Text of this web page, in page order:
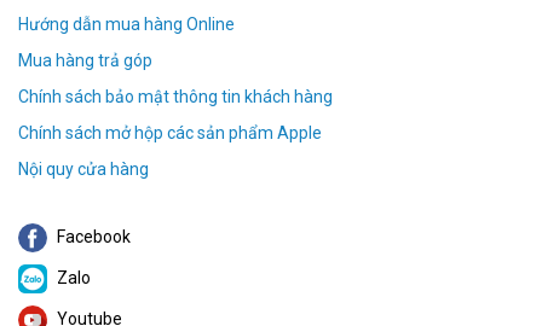
Hướng dẫn mua hàng Online
Mua hàng trả góp
Chính sách bảo mật thông tin khách hàng
Chính sách mở hộp các sản phẩm Apple
Nội quy cửa hàng
Facebook
Zalo
Youtube